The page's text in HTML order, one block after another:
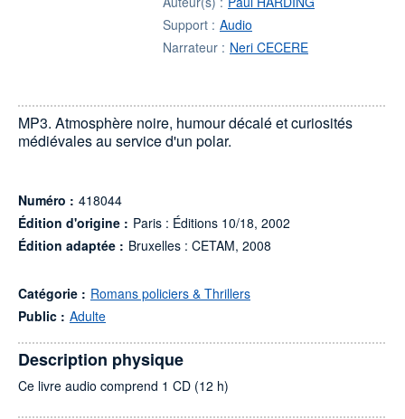
Support : Audio
Narrateur : Neri CECERE
MP3. Atmosphère noire, humour décalé et curiosités
médiévales au service d'un polar.
Numéro : 418044
Édition d'origine : Paris : Éditions 10/18, 2002
Édition adaptée : Bruxelles : CETAM, 2008
Catégorie : Romans policiers & Thrillers
Public : Adulte
Description physique
Ce livre audio comprend 1 CD (12 h)